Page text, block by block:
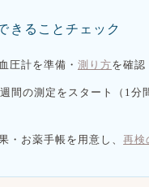
きることチェック
圧計を準備・ 測り方を確認
間の測定をスタート（1
・お薬手帳を用意し、再検